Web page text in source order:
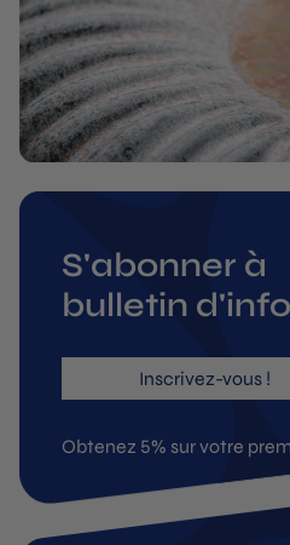
S'abonner à
bulletin
Inscrivez-vous !
Obtenez 5% sur votre